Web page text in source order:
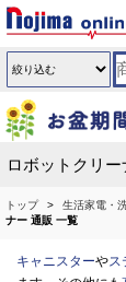
ロボットクリ
トップ 生活家電・
ナー 通販 一覧
キャニスターやス